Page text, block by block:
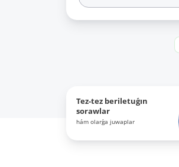
Tez-tez beriletuǵın
sorawlar
hám olarǵa juwaplar